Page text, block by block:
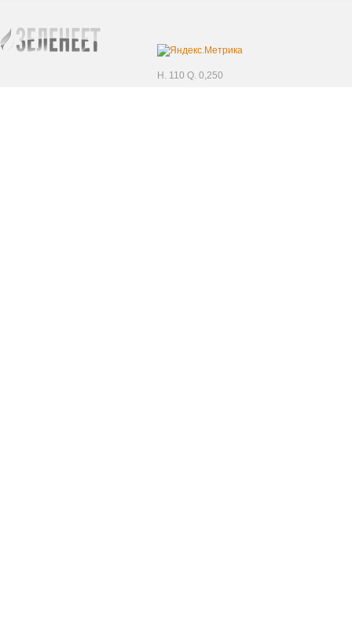
H. 110 Q. 0,250